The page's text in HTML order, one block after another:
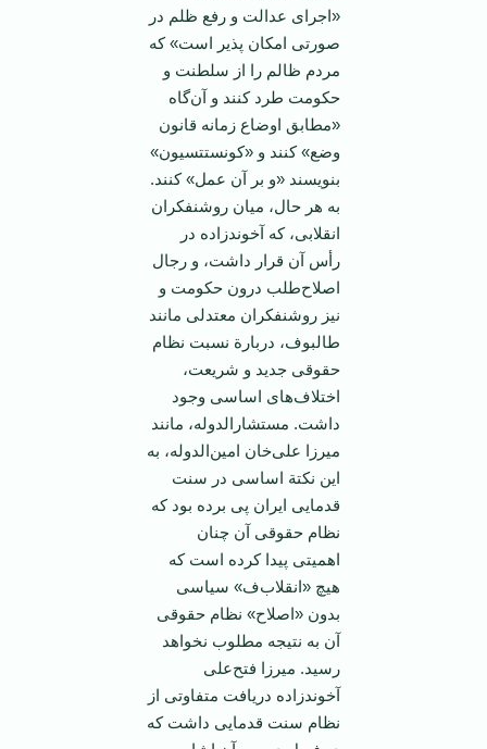
«اجرای‌ عدالت‌ و رفع‌ ظلم‌ در
صورتی‌ امكان‌ پذیر است‌» كه‌
مردم‌ ظالم‌ را از سلطنت‌ و
حكومت‌ طرد كنند و آن‌گاه‌
«مطابق‌ اوضاع‌ زمانه‌ قانون‌
وضع‌» كنند و «كونستتسیون‌»
بنویسند «و بر آن‌ عمل‌» كنند.
به‌ هر حال‌، میان ‌روشنفكران‌
انقلابی‌، كه‌ آخوندزاده‌ در
رأس‌ آن‌ قرار داشت‌، و رجال
‌اصلاح‌طلب‌ درون‌ حكومت‌ و
نیز روشنفكران‌ معتدلی‌ مانند
طالبوف‌، دربارة‌ نسبت‌ نظام‌
حقوقی‌ جدید و شریعت‌،
اختلاف‌های‌ اساسی‌ وجود
داشت‌. مستشارالدوله‌، مانند
میرزا علی‌خان‌ امین‌الدوله‌، به‌
این‌ نكتة‌ اساسی‌ در سنت‌
قدمایی‌ ایران‌ پی‌ برده‌ بود كه‌
نظام‌ حقوقی‌ آن‌ چنان‌
اهمیتی‌ پیدا كرده‌ است‌ كه
‌هیچ‌ «انقلاب‌ف» سیاسی‌
بدون‌ «اصلاح‌» نظام‌ حقوقی‌
آن‌ به‌ نتیجه‌ مطلوب‌ نخواهد
رسید. میرزا فتح‌علی‌
آخوندزاده‌ دریافت‌ متفاوتی‌ از
نظام‌ سنت‌ قدمایی‌ داشت‌ كه‌